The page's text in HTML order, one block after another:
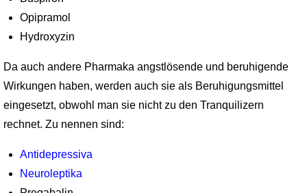
Opipramol
Hydroxyzin
Da auch andere Pharmaka angstlösende und beruhigende
Wirkungen haben, werden auch sie als Beruhigungsmittel
eingesetzt, obwohl man sie nicht zu den Tranquilizern
rechnet. Zu nennen sind:
Antidepressiva
Neuroleptika